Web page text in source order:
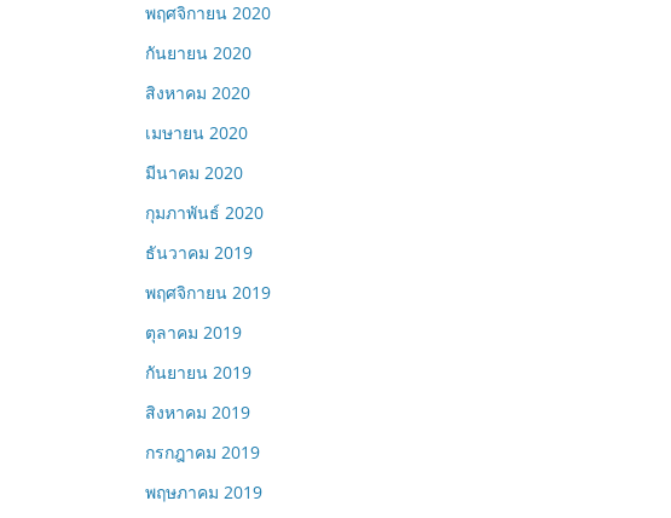
พฤศจิกายน 2020
กันยายน 2020
สิงหาคม 2020
เมษายน 2020
มีนาคม 2020
กุมภาพันธ์ 2020
ธันวาคม 2019
พฤศจิกายน 2019
ตุลาคม 2019
กันยายน 2019
สิงหาคม 2019
กรกฎาคม 2019
พฤษภาคม 2019